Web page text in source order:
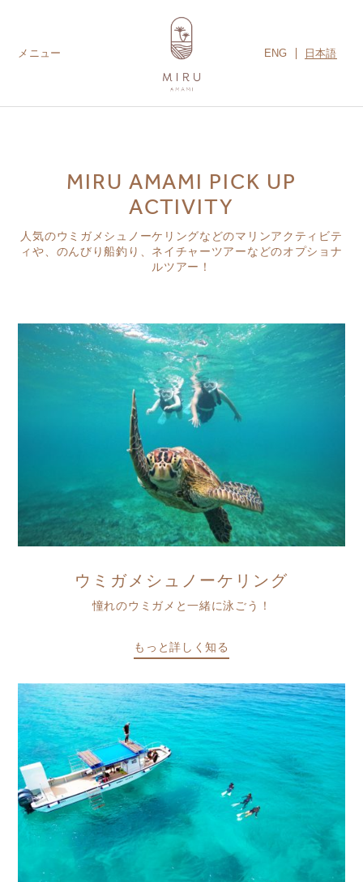
メニュー ENG 日本語
MIRU AMAMI PICK UP
ACTIVITY
人気のウミガメシュノーケリングなどのマリンアクティビテ
ィや、のんびり船釣り、ネイチャーツアーなどのオプショナ
ルツアー！
ウミガメシュノーケリング
憧れのウミガメと一緒に泳ごう！
もっと詳しく知る